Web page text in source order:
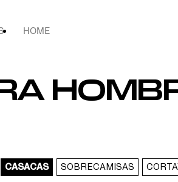
HOME
CASACAS SOBRECAMISAS